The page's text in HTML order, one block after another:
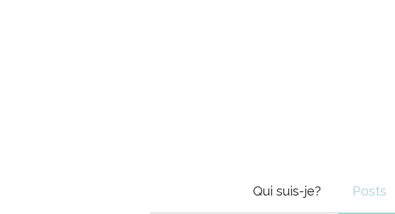
Qui suis-je? Posts